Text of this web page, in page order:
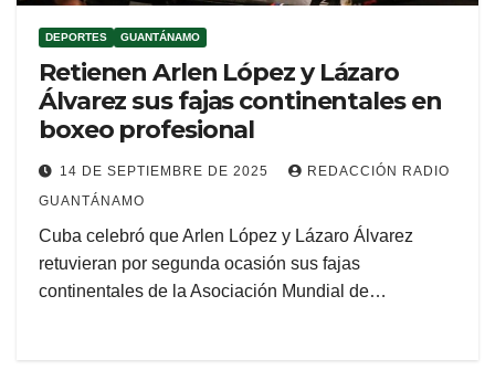
DEPORTES GUANTÁNAMO
Retienen Arlen López y Lázaro
Álvarez sus fajas continentales en
boxeo profesional
14 DE SEPTIEMBRE DE 2025
REDACCIÓN RADIO
GUANTÁNAMO
Cuba celebró que Arlen López y Lázaro Álvarez
retuvieran por segunda ocasión sus fajas
continentales de la Asociación Mundial de…